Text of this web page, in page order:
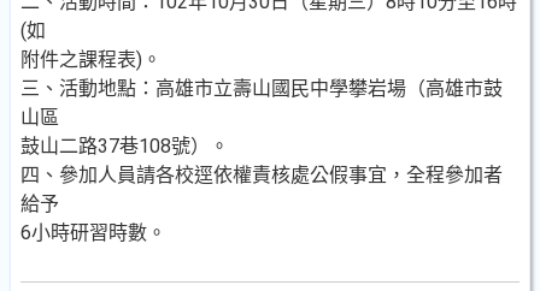
(如
附件之課程表)。
三、活動地點：高雄市立壽山國民中學攀岩場（高雄市鼓
山區
鼓山二路37巷108號）。
四、參加人員請各校逕依權責核處公假事宜，全程參加者
給予
6小時研習時數。